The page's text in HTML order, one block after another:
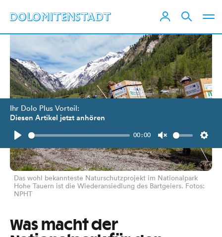
Ihr Dolo Plus Vorteil:
Diesen Artikel jetzt anhören
Play
00:00
Unmute
Das wohl bekannteste Naturschutzprojekt im Nationalpark
Hohe Tauern ist die Wiederansiedlung des Bartgeiers. Fotos:
NPHT
Was macht der